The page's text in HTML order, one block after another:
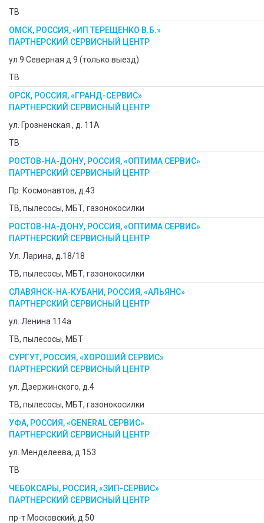
ТВ
ОМСК, РОССИЯ, «ИП ТЕРЕЩЕНКО В.Б.»
ПАРТНЕРСКИЙ СЕРВИСНЫЙ ЦЕНТР
ул 9 Северная д 9 (только выезд)
ТВ
ОРСК, РОССИЯ, «ГРАНД-СЕРВИС»
ПАРТНЕРСКИЙ СЕРВИСНЫЙ ЦЕНТР
ул. Грозненская , д. 11А
ТВ
РОСТОВ-НА-ДОНУ, РОССИЯ, «ОПТИМА СЕРВИС»
ПАРТНЕРСКИЙ СЕРВИСНЫЙ ЦЕНТР
Пр. Космонавтов, д.43
ТВ, пылесосы, МБТ, газонокосилки
РОСТОВ-НА-ДОНУ, РОССИЯ, «ОПТИМА СЕРВИС»
ПАРТНЕРСКИЙ СЕРВИСНЫЙ ЦЕНТР
Ул. Ларина, д.18/18
ТВ, пылесосы, МБТ, газонокосилки
СЛАВЯНСК-НА-КУБАНИ, РОССИЯ, «АЛЬЯНС»
ПАРТНЕРСКИЙ СЕРВИСНЫЙ ЦЕНТР
ул. Ленина 114а
ТВ, пылесосы, МБТ
СУРГУТ, РОССИЯ, «ХОРОШИЙ СЕРВИС»
ПАРТНЕРСКИЙ СЕРВИСНЫЙ ЦЕНТР
ул. Дзержинского, д.4
ТВ, пылесосы, МБТ, газонокосилки
УФА, РОССИЯ, «GENERAL СЕРВИС»
ПАРТНЕРСКИЙ СЕРВИСНЫЙ ЦЕНТР
ул. Менделеева, д.153
ТВ
ЧЕБОКСАРЫ, РОССИЯ, «ЗИП-СЕРВИС»
ПАРТНЕРСКИЙ СЕРВИСНЫЙ ЦЕНТР
пр-т Московский, д.50